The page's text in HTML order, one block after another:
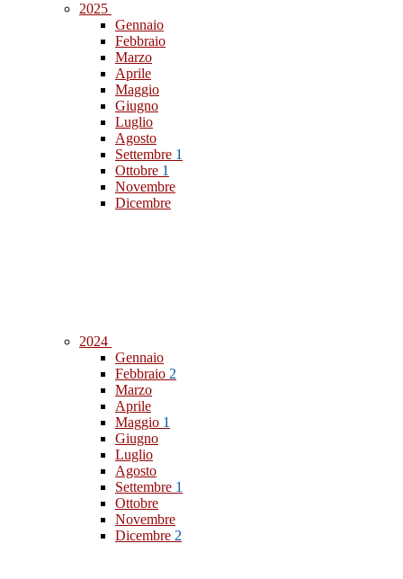
2025
Gennaio
Febbraio
Marzo
Aprile
Maggio
Giugno
Luglio
Agosto
Settembre 1
Ottobre 1
Novembre
Dicembre
2024
Gennaio
Febbraio 2
Marzo
Aprile
Maggio 1
Giugno
Luglio
Agosto
Settembre 1
Ottobre
Novembre
Dicembre 2